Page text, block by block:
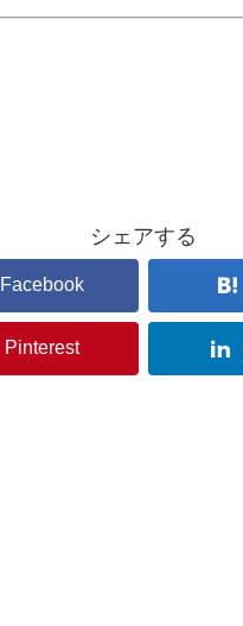
シェアする
Facebook
Pinterest